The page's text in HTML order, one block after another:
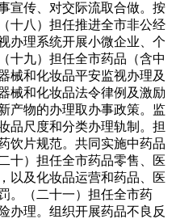
宣传、对交际流取合做。按
十八）担任推进全市非公经
办理系统开展小微企业、个
十九）担任全市药品（含中
械和化妆品平安监视办理及
械和化妆品法令律例及激励
产物的办理取办事政策。监
品尺度和分类办理轨制。担
饮片规范。共同实施中药品
十）担任全市药品零售、医
以及化妆品运营和药品、医
。（二十一）担任全市药
办理。组织开展药品不良反